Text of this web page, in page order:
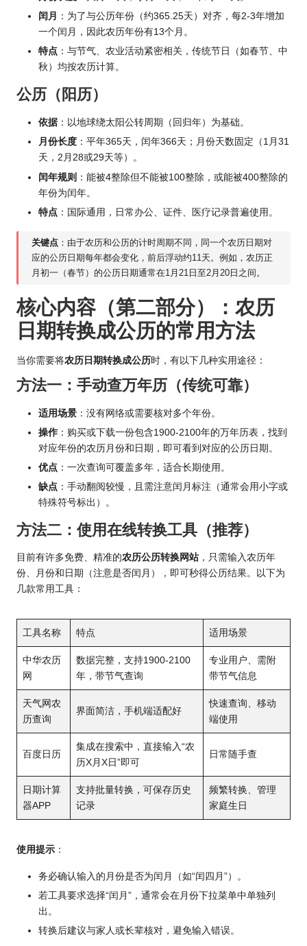
闰月
：为了与公历年份（约365.25天）对齐，每2-3年增加
一个闰月，因此农历年份有13个月。
特点 ：与节气、农业活动紧密相关，传统节日（如春节、中
秋）均按农历计算。
公历（阳历）
依据：以地球绕太阳公转周期（回归年）为基础。
月份长度 ：平年365天，闰年366天；月份天数固定（1月31
天，2月28或29天等）。
闰年规则 ：能被4整除但不能被100整除，或能被400整除的
年份为闰年。
特点 ：国际通用，日常办公、证件、医疗记录普遍使用。
关键点 ：由于农历和公历的计时周期不同，同一个农历日期对
应的公历日期每年都会变化，前后浮动约11天。例如，农历正
月初一（春节）的公历日期通常在1月21日至2月20日之间。
核心内容（第二部分）：农历
日期转换成公历的常用方法
当你需要将农历日期转换成公历时，有以下几种实用途径：
方法一：手动查万年历（传统可靠）
适用场景 ：没有网络或需要核对多个年份。
操作 ：购买或下载一份包含1900-2100年的万年历表，找到
对应年份的农历月份和日期，即可看到对应的公历日期。
优点 ：一次查询可覆盖多年，适合长期使用。
缺点 ：手动翻阅较慢，且需注意闰月标注（通常会用小字或
特殊符号标出）。
方法二：使用在线转换工具（推荐）
目前有许多免费、精准的农历公历转换网站 ，只需输入农历年
份、月份和日期（注意是否闰月），即可秒得公历结果。以下为
几款常用工具：
工具名称 特点 适用场景
中华农历
网
数据完整，支持1900-2100
年，带节气查询
专业用户、需附
带节气信息
天气网农
历查询
界面简洁，手机端适配好
快速查询、移动
端使用
百度日历
集成在搜索中，直接输入“农
历X月X日”即可
日常随手查
日期计算
器APP
支持批量转换，可保存历史
记录
频繁转换、管理
家庭生日
使用提示 ：
务必确认输入的月份是否为闰月（如“闰四月”）。
若工具要求选择“闰月”，通常会在月份下拉菜单中单独列
出。
转换后建议与家人或长辈核对，避免输入错误。